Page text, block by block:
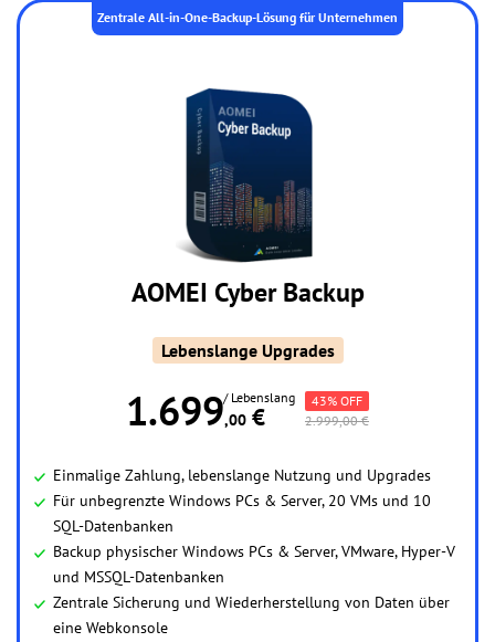
Zentrale All-in-One-Backup-Lösung für Unternehmen
AOMEI Cyber Backup
Lebenslange Upgrades
1.699,00 €
/ Lebenslang
43% OFF
2.999,00 €
Einmalige Zahlung, lebenslange Nutzung und Upgrades
Für unbegrenzte Windows PCs & Server, 20 VMs und 10
SQL-Datenbanken
Backup physischer Windows PCs & Server, VMware, Hyper-V
und MSSQL-Datenbanken
Zentrale Sicherung und Wiederherstellung von Daten über
eine Webkonsole